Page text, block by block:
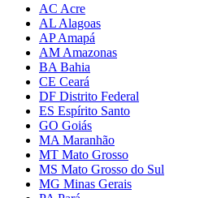
AC Acre
AL Alagoas
AP Amapá
AM Amazonas
BA Bahia
CE Ceará
DF Distrito Federal
ES Espírito Santo
GO Goiás
MA Maranhão
MT Mato Grosso
MS Mato Grosso do Sul
MG Minas Gerais